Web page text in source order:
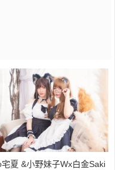
宅夏 &小野妹子Wx白金Saki